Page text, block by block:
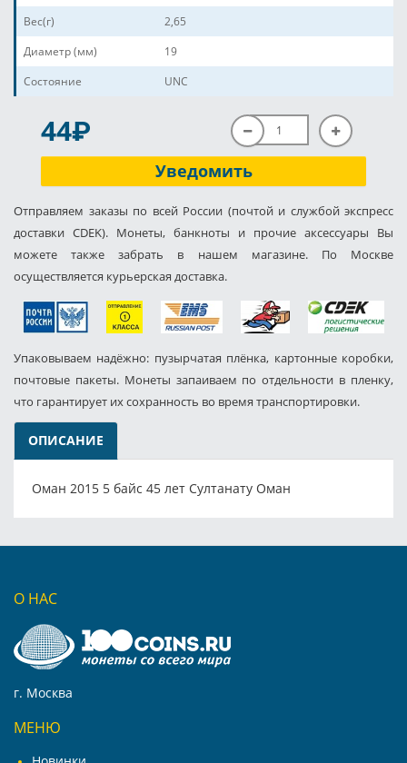
Вес(г)
2,65
Диаметр (мм)
19
Состояние
UNC
44P
Уведомить
Отправляем заказы по всей России (почтой и службой экспресс
доставки CDEK). Монеты, банкноты и прочие аксессуары Вы
можете также забрать в нашем магазине. По Москве
осуществляется курьерская доставка.
Упаковываем надёжно: пузырчатая плёнка, картонные коробки,
почтовые пакеты. Монеты запаиваем по отдельности в пленку,
что гарантирует их сохранность во время транспортировки.
ОПИСАНИЕ
Оман 2015 5 байс 45 лет Султанату Оман
О НАС
г. Москва
МЕНЮ